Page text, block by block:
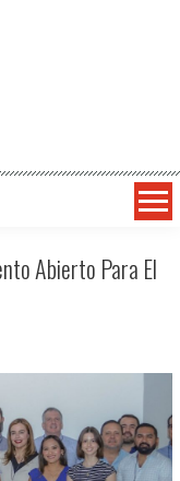
Abierto Para El